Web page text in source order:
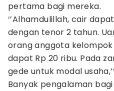
pertama bagi mereka.
‘’Alhamdulillah, cair
dengan tenor 2 tahun.
orang anggota
dapat Rp 20 ribu. Pada
gede untuk modal
Banyak pengalaman